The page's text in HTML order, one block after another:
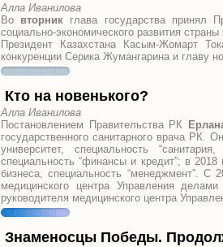
Алла Иванилова
Во вторник глава государства принял
социально-экономического развития
Президент Казахстана Касым-Жомарт
конкуренции Серика Жумангарина и главу
Кто на новенького?
Алла Иванилова
Постановлением Правительства РК
государственного санитарного врача РК.
университет, специальность
специальность “финансы и кредит”; в
бизнеса, специальность “менеджмент”. С
медицинского центра Управления
руководителя медицинского центра
Знаменосцы Победы.